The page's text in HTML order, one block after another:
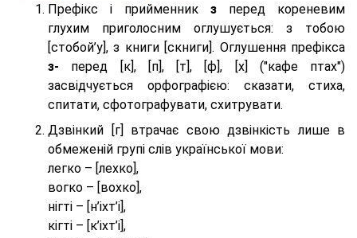
Префікс і прийменник з перед кореневим
глухим приголосним оглушується: з тобою
[стобой’у], з книги [скниги]. Оглушення префікса
з- перед [к], [п], [т], [ф], [х] ("кафе птах")
засвідчується орфографією: сказати, стиха,
спитати, сфотографувати, схитрувати.
Дзвінкий [г] втрачає свою дзвінкість лише в
обмеженій групі слів української мови:
легко – [лехко],
вогко – [вохко],
нігті – [н’іхт’і],
кігті – [к’іхт’і],